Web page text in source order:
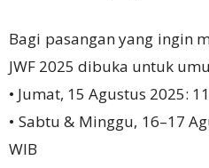
Bagi pasangan yang ingin
JWF 2025 dibuka untuk
• Jumat, 15 Agustus 2025:
• Sabtu & Minggu, 16–17
WIB